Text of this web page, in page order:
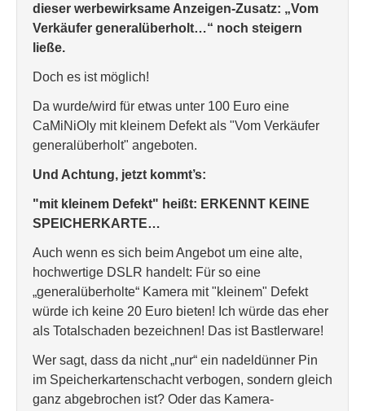
dieser werbewirksame Anzeigen-Zusatz: „Vom
Verkäufer generalüberholt…“ noch steigern
ließe.
Doch es ist möglich!
Da wurde/wird für etwas unter 100 Euro eine
CaMiNiOly mit kleinem Defekt als "Vom Verkäufer
generalüberholt" angeboten.
Und Achtung, jetzt kommt’s:
"mit kleinem Defekt" heißt: ERKENNT KEINE
SPEICHERKARTE…
Auch wenn es sich beim Angebot um eine alte,
hochwertige DSLR handelt: Für so eine
„generalüberholte“ Kamera mit "kleinem" Defekt
würde ich keine 20 Euro bieten! Ich würde das eher
als Totalschaden bezeichnen! Das ist Bastlerware!
Wer sagt, dass da nicht „nur“ ein nadeldünner Pin
im Speicherkartenschacht verbogen, sondern gleich
ganz abgebrochen ist? Oder das Kamera-